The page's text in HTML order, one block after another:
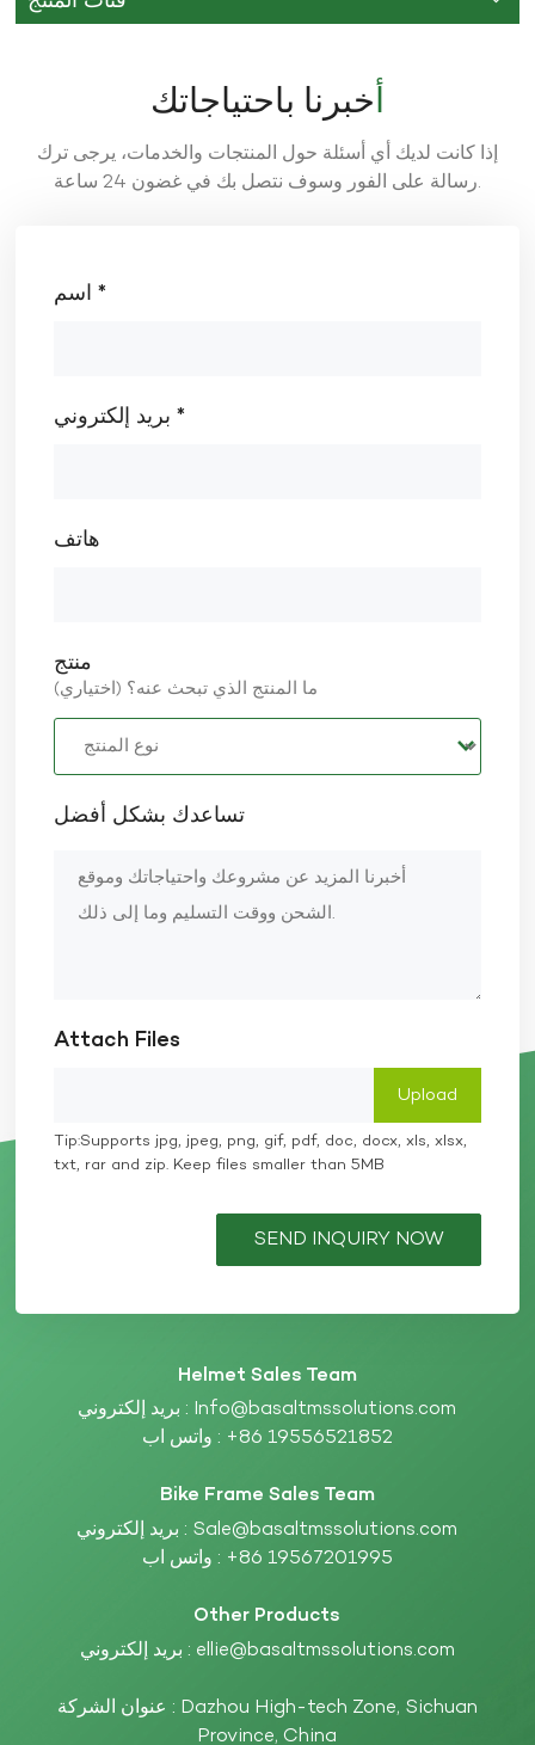
أخبرنا باحتياجاتك
إذا كانت لديك أي أسئلة حول المنتجات والخدمات، يرجى ترك
رسالة على الفور وسوف نتصل بك في غضون 24 ساعة.
اسم *
بريد إلكتروني *
هاتف
منتج
ما المنتج الذي تبحث عنه؟ (اختياري)
تساعدك بشكل أفضل
Attach Files
Tip:Supports jpg, jpeg, png, gif, pdf, doc, docx, xls, xlsx,
txt, rar and zip. Keep files smaller than 5MB
SEND INQUIRY NOW
Helmet Sales Team
بريد إلكتروني : Info@basaltmssolutions.com
واتس اب : +86 19556521852
Bike Frame Sales Team
بريد إلكتروني : Sale@basaltmssolutions.com
واتس اب : +86 19567201995
Other Products
بريد إلكتروني : ellie@basaltmssolutions.com
عنوان الشركة : Dazhou High-tech Zone, Sichuan
Province, China